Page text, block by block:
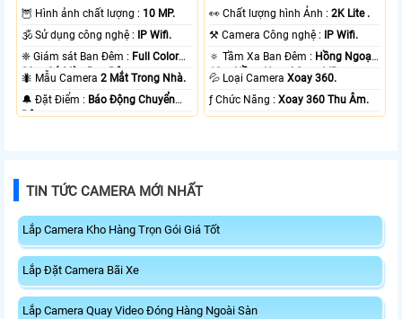
🦉 Hình ảnh chất lượng : 10 MP.
🕉️ Sử dụng công nghệ :
IP Wifi.
❈ Giám sát Ban Đêm : Full Color
20m Có Màu Ban Ðêm.
🐜 Mẫu Camera2 Mắt Trong Nhà.
️🔔 Đặt Điểm : Báo Động Chuyển
Động.
️👀 Chất lượng hình Ảnh :2K Lite .
⚒ Camera Công nghệ :
IP Wifi.
🔅 Tầm Xa Ban Đêm : Hồng Ngoại
10m Hồng Ngoại Smart IR.
💦 Loại CameraXoay 360.
️ƒ Chức Năng :Xoay 360 Thu Âm.
TIN TỨC CAMERA MỚI NHẤT
Lắp Camera Kho Hàng Trọn Gói Giá Tốt
Lắp Đặt Camera Bãi Xe
Lắp Camera Quay Video Đóng Hàng Ngoài Sàn